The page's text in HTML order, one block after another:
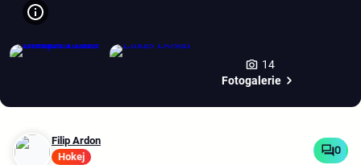
14
Fotogalerie
Filip Ardon
Hokej
0